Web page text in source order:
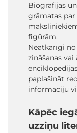
Biogrāfijas
grāmatas
figūrām.
Neatkarīgi
zināšanas
paplašināt
informāciju
Kāpēc
uzziņu